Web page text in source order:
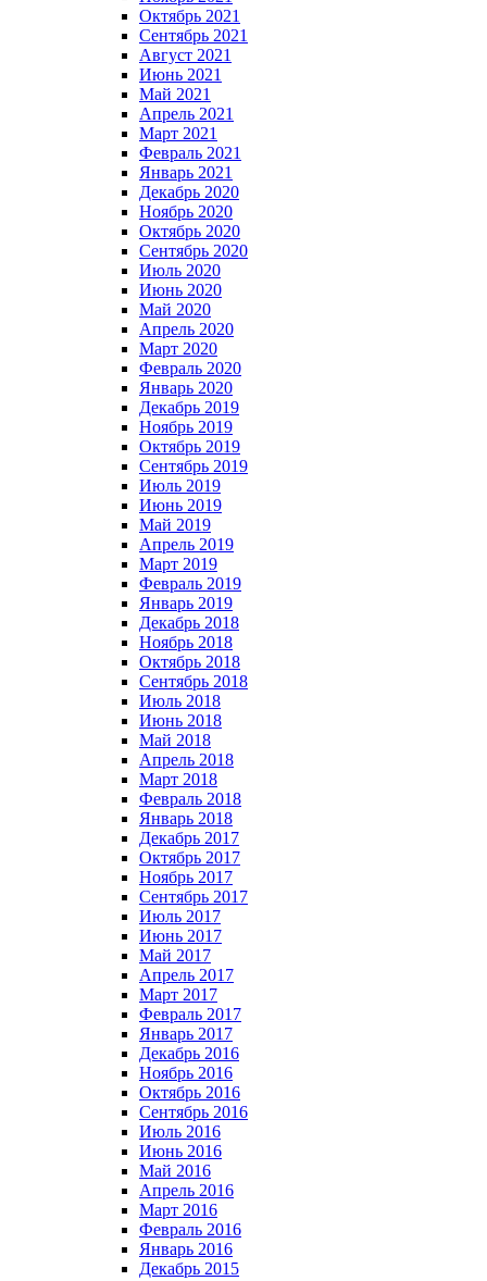
Октябрь 2021
Сентябрь 2021
Август 2021
Июнь 2021
Май 2021
Апрель 2021
Март 2021
Февраль 2021
Январь 2021
Декабрь 2020
Ноябрь 2020
Октябрь 2020
Сентябрь 2020
Июль 2020
Июнь 2020
Май 2020
Апрель 2020
Март 2020
Февраль 2020
Январь 2020
Декабрь 2019
Ноябрь 2019
Октябрь 2019
Сентябрь 2019
Июль 2019
Июнь 2019
Май 2019
Апрель 2019
Март 2019
Февраль 2019
Январь 2019
Декабрь 2018
Ноябрь 2018
Октябрь 2018
Сентябрь 2018
Июль 2018
Июнь 2018
Май 2018
Апрель 2018
Март 2018
Февраль 2018
Январь 2018
Декабрь 2017
Октябрь 2017
Ноябрь 2017
Сентябрь 2017
Июль 2017
Июнь 2017
Май 2017
Апрель 2017
Март 2017
Февраль 2017
Январь 2017
Декабрь 2016
Ноябрь 2016
Октябрь 2016
Сентябрь 2016
Июль 2016
Июнь 2016
Май 2016
Апрель 2016
Март 2016
Февраль 2016
Январь 2016
Декабрь 2015